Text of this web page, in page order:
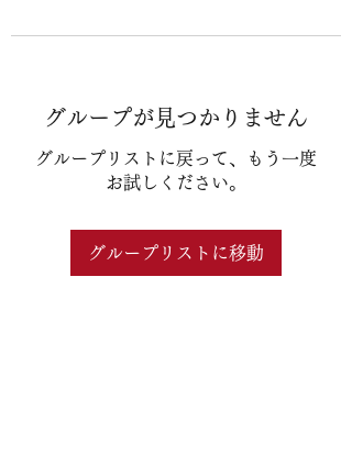
グループが見つかりません
グループリストに戻って、もう一度
お試しください。
グループリストに移動